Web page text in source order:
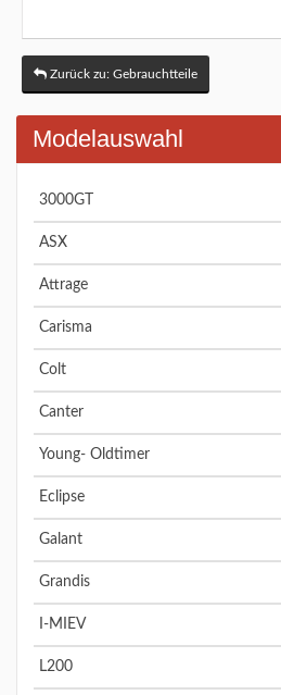
Zurück zu: Gebrauchtteile
Modelauswahl
3000GT
ASX
Attrage
Carisma
Colt
Canter
Young- Oldtimer
Eclipse
Galant
Grandis
I-MIEV
L200